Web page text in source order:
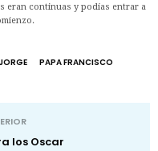
eran continuas y podías entrar a
PAPA FRANCISCO
los Oscar